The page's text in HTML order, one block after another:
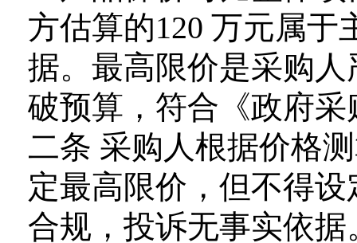
方估算的120 万元属
据。最高限价是采购
破预算，符合《政府
二条 采购人根据价格
定最高限价，但不得
合规，投诉无事实依